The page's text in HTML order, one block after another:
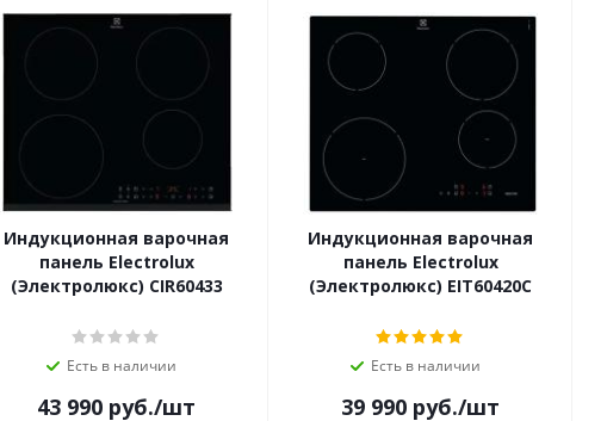
Индукционная варочная
панель Electrolux
(Электролюкс) CIR60433
Есть в наличии
43 990 руб./шт
Индукционная варочная
панель Electrolux
(Электролюкс) EIT60420C
Есть в наличии
39 990 руб./шт